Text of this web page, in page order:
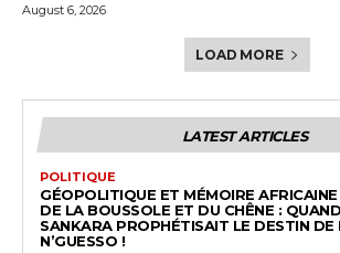
August 6, 2026
LOAD MORE
LATEST ARTICLES
POLITIQUE
GÉOPOLITIQUE ET MÉMOIRE
DE LA BOUSSOLE ET DU CHÊNE :
SANKARA PROPHÉTISAIT LE DESTIN DE
N’GUESSO !